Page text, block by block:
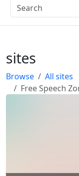
sites
Browse
All sites
Free Speech